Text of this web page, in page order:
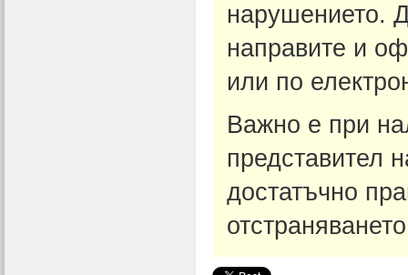
нарушението.
направите и
или по
Важно е при
представител
достатъчно